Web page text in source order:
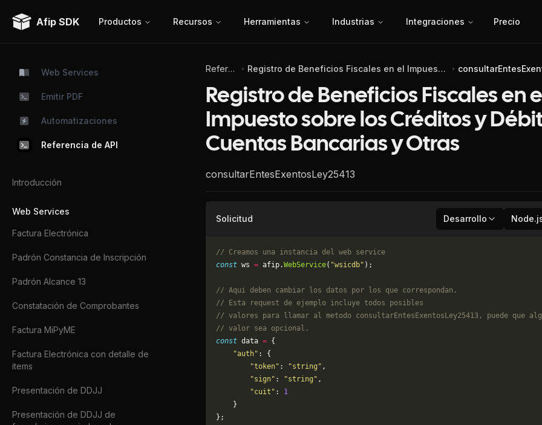
Afip SDK Productos Recursos Herramientas Industrias Integraciones Precio
Web Services
Emitir PDF
Automatizaciones
Referencia de API
Introducción
Web Services
Factura Electrónica
Padrón Constancia de Inscripción
Padrón Alcance 13
Constatación de Comprobantes
Factura MiPyME
Factura Electrónica con detalle de
items
Presentación de DDJJ
Presentación de DDJJ de
Referencia de API Registro de Beneficios Fiscales en el Impuesto sobre los Créditos y Débitos en Cuentas Bancarias y Otras
Registro de Beneficios Fiscales en el
Impuesto sobre los Créditos y
Cuentas Bancarias y Otras
consultarEntesExentosLey25413
Solicitud Desarrollo
// Creamos una instancia del web service
const ws = afip.WebService( "wsicdb" );
// Aqui deben cambiar los datos por los que correspondan.
// Esta request de ejemplo incluye todos posibles
// valores para llamar al metodo consultarEntesExentosLey25413, puede que
// valor sea opcional.
const data = {
    "auth"
: {
        "token"
: "string" ,
        "sign"
: "string" ,
        "cuit"
: 1
    }
};